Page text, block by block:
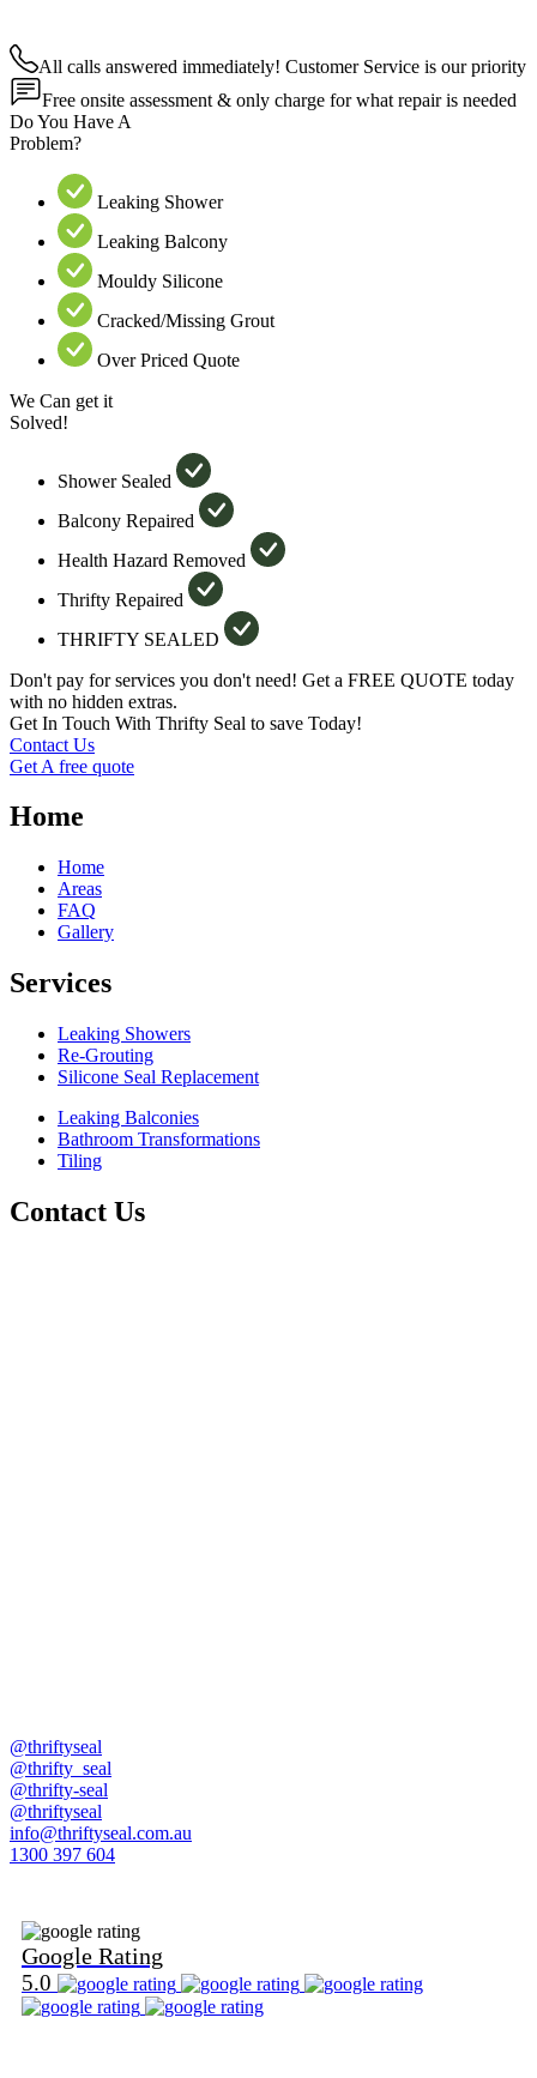
All calls answered immediately! Customer Service is our priority
Free onsite assessment & only charge for what repair is needed
Do You Have A
Problem?
Leaking Shower
Leaking Balcony
Mouldy Silicone
Cracked/Missing Grout
Over Priced Quote
We Can get it
Solved!
Shower Sealed
Balcony Repaired
Health Hazard Removed
Thrifty Repaired
THRIFTY SEALED
Don't pay for services you don't need! Get a FREE QUOTE today
with no hidden extras.
Get In Touch With Thrifty Seal to save Today!
Contact Us
Get A free quote
Home
Home
Areas
FAQ
Gallery
Services
Leaking Showers
Re-Grouting
Silicone Seal Replacement
Leaking Balconies
Bathroom Transformations
Tiling
Contact Us
@thriftyseal
@thrifty_seal
@thrifty-seal
@thriftyseal
info@thriftyseal.com.au
1300 397 604
Google Rating
5.0